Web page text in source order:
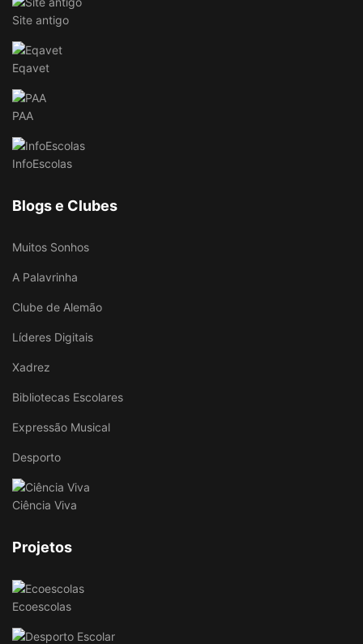
Site antigo
Eqavet
PAA
InfoEscolas
Blogs e Clubes
Muitos Sonhos
A Palavrinha
Clube de Alemão
Líderes Digitais
Xadrez
Bibliotecas Escolares
Expressão Musical
Desporto
Ciência Viva
Projetos
Ecoescolas